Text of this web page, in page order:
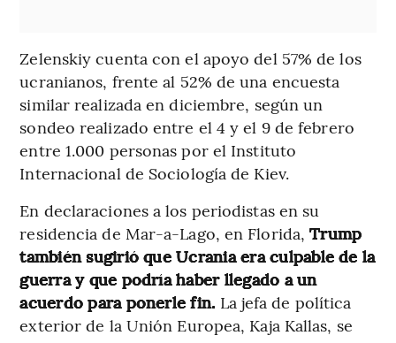
Zelenskiy cuenta con el apoyo del 57% de los
ucranianos, frente al 52% de una encuesta
similar realizada en diciembre, según un
sondeo realizado entre el 4 y el 9 de febrero
entre 1.000 personas por el Instituto
Internacional de Sociología de Kiev.
En declaraciones a los periodistas en su
residencia de Mar-a-Lago, en Florida,Trump
también sugirió que Ucrania era culpable de la
guerra y que podría haber llegado a un
acuerdo para ponerle fin. La jefa de política
exterior de la Unión Europea, Kaja Kallas, se